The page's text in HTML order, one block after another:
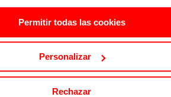
Permitir todas las cookies
Personalizar
Rechazar